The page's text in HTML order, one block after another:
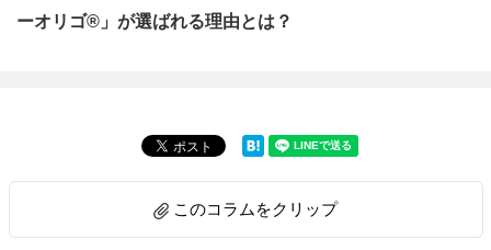
ーオリゴ®」が選ばれる理由とは？
このコラムをクリップ